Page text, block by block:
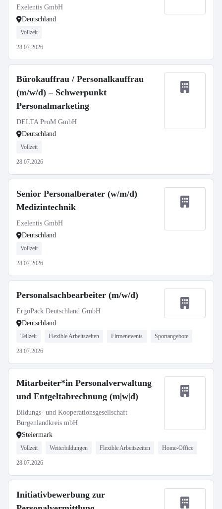
Exelentis GmbH
Deutschland
Vollzeit
28.07.2026
Bürokauffrau / Personalkauffrau
(m/w/d) – Schwerpunkt
Personalmarketing
DELTA ProM GmbH
Deutschland
Vollzeit
28.07.2026
Senior Personalberater (w/m/d)
Medizintechnik
Exelentis GmbH
Deutschland
Vollzeit
28.07.2026
Personalsachbearbeiter (m/w/d)
ErgoPack Deutschland GmbH
Deutschland
Teilzeit Flexible Arbeitszeiten Firmenevents Sportangebote
28.07.2026
Mitarbeiter*in Personalverwaltung
und Entgeltabrechnung (m|w|d)
Bildungs- und Kooperationsgesellschaft
Burgenlandkreis mbH
Steiermark
Vollzeit Weiterbildungen Flexible Arbeitszeiten Home-Office
28.07.2026
Initiativbewerbung zur